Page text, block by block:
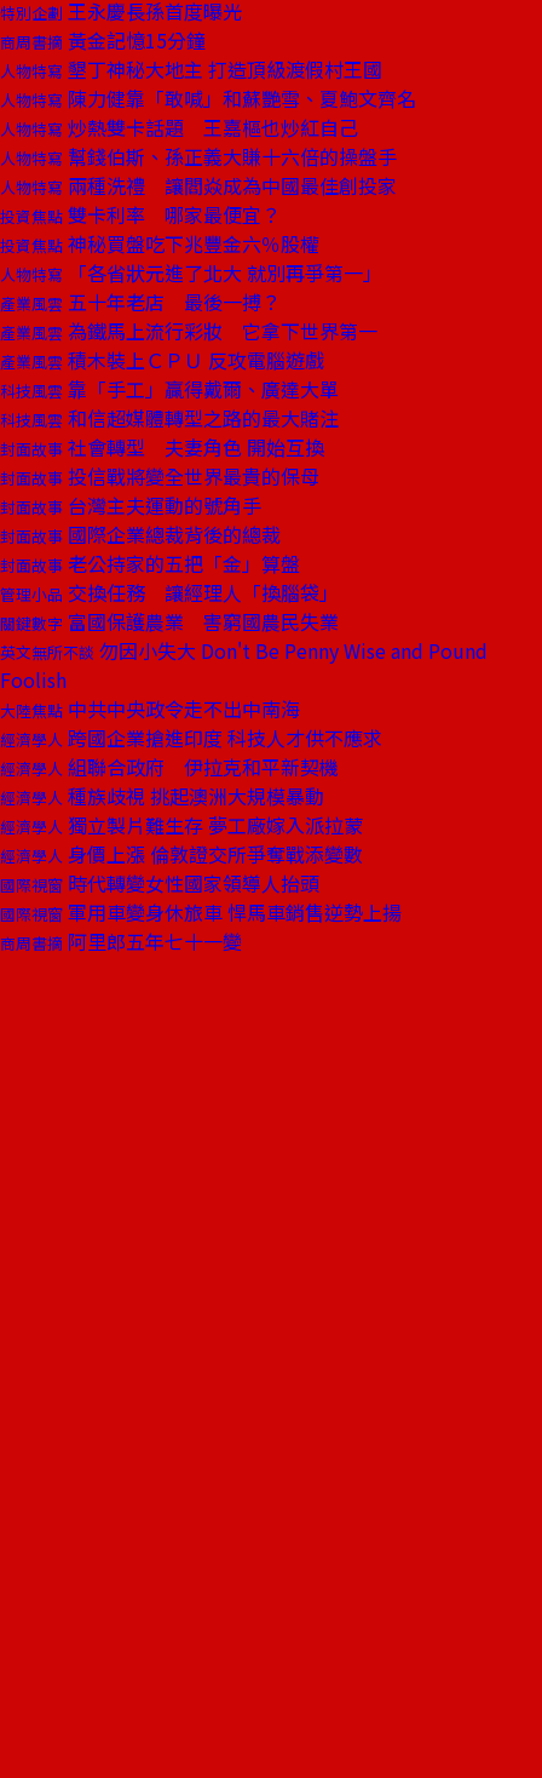
特別企劃 王永慶長孫首度曝光
商周書摘 黃金記憶15分鐘
人物特寫 墾丁神秘大地主 打造頂級渡假村王國
人物特寫 陳力健靠「敢喊」和蘇艷雪、夏鮑文齊名
人物特寫 炒熱雙卡話題 王嘉樞也炒紅自己
人物特寫 幫錢伯斯、孫正義大賺十六倍的操盤手
人物特寫 兩種洗禮 讓閻焱成為中國最佳創投家
投資焦點 雙卡利率 哪家最便宜？
投資焦點 神秘買盤吃下兆豐金六％股權
人物特寫 「各省狀元進了北大 就別再爭第一」
產業風雲 五十年老店 最後一搏？
產業風雲 為鐵馬上流行彩妝 它拿下世界第一
產業風雲 積木裝上ＣＰＵ 反攻電腦遊戲
科技風雲 靠「手工」贏得戴爾、廣達大單
科技風雲 和信超媒體轉型之路的最大賭注
封面故事 社會轉型 夫妻角色 開始互換
封面故事 投信戰將變全世界最貴的保母
封面故事 台灣主夫運動的號角手
封面故事 國際企業總裁背後的總裁
封面故事 老公持家的五把「金」算盤
管理小品 交換任務 讓經理人「換腦袋」
關鍵數字 富國保護農業 害窮國農民失業
英文無所不談 勿因小失大 Don't Be Penny Wise and Pound
Foolish
大陸焦點 中共中央政令走不出中南海
經濟學人 跨國企業搶進印度 科技人才供不應求
經濟學人 組聯合政府 伊拉克和平新契機
經濟學人 種族歧視 挑起澳洲大規模暴動
經濟學人 獨立製片難生存 夢工廠嫁入派拉蒙
經濟學人 身價上漲 倫敦證交所爭奪戰添變數
國際視窗 時代轉變女性國家領導人抬頭
國際視窗 軍用車變身休旅車 悍馬車銷售逆勢上揚
商周書摘 阿里郎五年七十一變